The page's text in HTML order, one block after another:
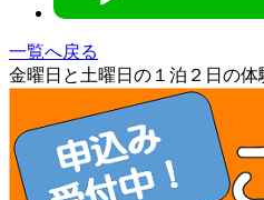
一覧へ戻る
金曜日と土曜日の１泊２日の